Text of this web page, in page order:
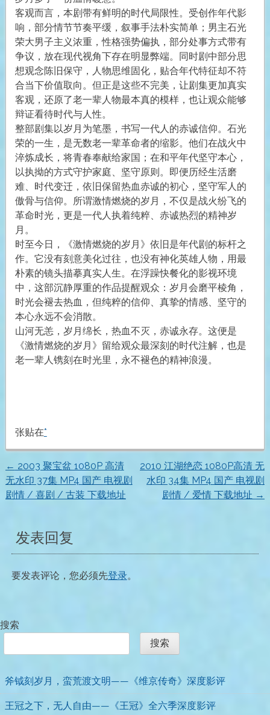
客观而言，本剧带有鲜明的时代局限性。受创作年代影
响，部分情节节奏平缓，叙事手法朴实简单；男主石光
荣大男子主义浓重，性格强势偏执，部分处事方式带有
争议，放在现代视角下存在明显弊端。同时剧中部分思
想观念陈旧保守，人物思维固化，贴合年代特征却不符
合当下价值取向。但正是这些不完美，让剧集更加真实
客观，还原了老一辈人物最本真的模样，也让观众能够
辩证看待时代与人性。
整部剧集以岁月为笔墨，书写一代人的赤诚信仰。石光
荣的一生，是无数老一辈革命者的缩影。他们在战火中
淬炼成长，将青春奉献给家国；在和平年代坚守本心，
以执拗的方式守护家庭、坚守原则。即便历经生活磨
难、时代变迁，依旧保留热血赤诚的初心，坚守军人的
傲骨与信仰。所谓激情燃烧的岁月，不仅是战火纷飞的
革命时光，更是一代人执着纯粹、赤诚热烈的精神岁
月。
时至今日，《激情燃烧的岁月》依旧是年代剧的标杆之
作。它没有刻意美化过往，也没有神化英雄人物，用最
朴素的镜头描摹真实人生。在浮躁快餐化的影视环境
中，这部沉静厚重的作品提醒观众：岁月会磨平棱角，
时光会褪去热血，但纯粹的信仰、真挚的情感、坚守的
本心永远不会消散。
山河无恙，岁月绵长，热血不灭，赤诚永存。这便是
《激情燃烧的岁月》留给观众最深刻的时代注解，也是
老一辈人镌刻在时光里，永不褪色的精神浪漫。
张贴在*
文
章
导
航
← 2003 聚宝盆 1080P 高清
无水印 37集 MP4 国产 电视剧
剧情 / 喜剧 / 古装 下载地址
2010 江湖绝恋 1080P高清 无
水印 34集 MP4 国产 电视剧
剧情 / 爱情 下载地址 →
发表回复
要发表评论，您必须先登录。
搜索
搜索
斧钺刻岁月，蛮荒渡文明——《维京传奇》深度影评
王冠之下，无人自由——《王冠》全六季深度影评